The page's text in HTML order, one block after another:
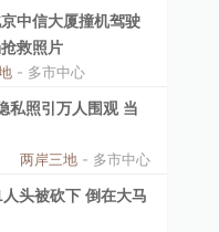
中信大厦撞机驾驶
救照片
- 多市中心
私照引万人围观 当
两岸三地 - 多市中心
头被砍下 倒在大马